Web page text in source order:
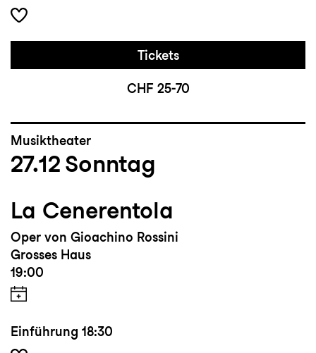
Tickets
CHF 25-70
Musiktheater
27.12 Sonntag
La Cenerentola
Oper von Gioachino Rossini
Grosses Haus
19:00
Einführung 18:30